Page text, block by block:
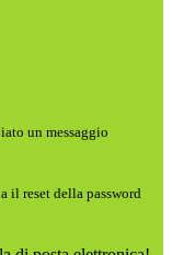
un messaggio
il reset della password